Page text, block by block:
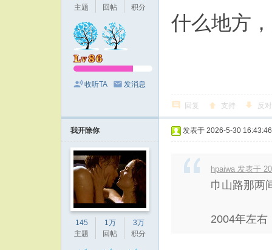
主题
回帖
积分
收听TA 发消息
什么地方
回复 支持 反对
我开除你
145
主题
1万
回帖
3万
积分
发表于 2026-5-30 16:43:46
hpaiwa 发表于
巾山路那两
2004年左右